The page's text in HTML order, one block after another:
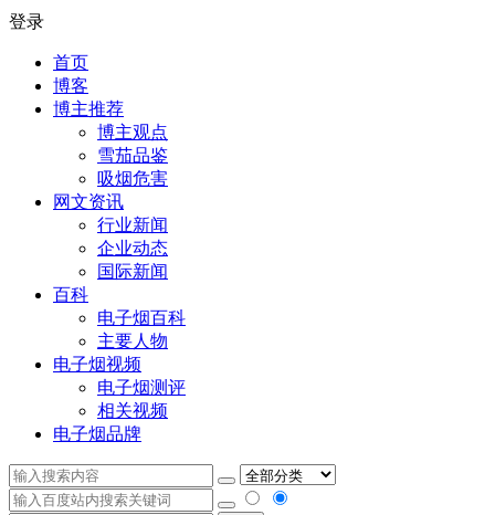
登录
首页
博客
博主推荐
博主观点
雪茄品鉴
吸烟危害
网文资讯
行业新闻
企业动态
国际新闻
百科
电子烟百科
主要人物
电子烟视频
电子烟测评
相关视频
电子烟品牌